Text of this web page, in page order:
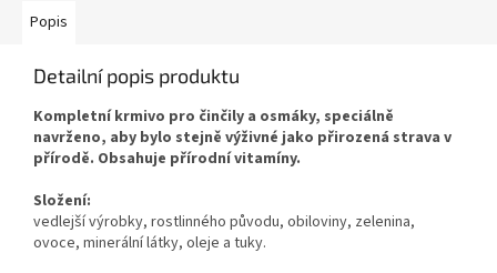
Popis
Detailní popis produktu
Kompletní krmivo pro činčily a osmáky, speciálně
navrženo, aby bylo stejně výživné jako přirozená strava v
přírodě. Obsahuje přírodní vitamíny.
Složení:
vedlejší výrobky, rostlinného původu, obiloviny, zelenina,
ovoce, minerální látky, oleje a tuky.